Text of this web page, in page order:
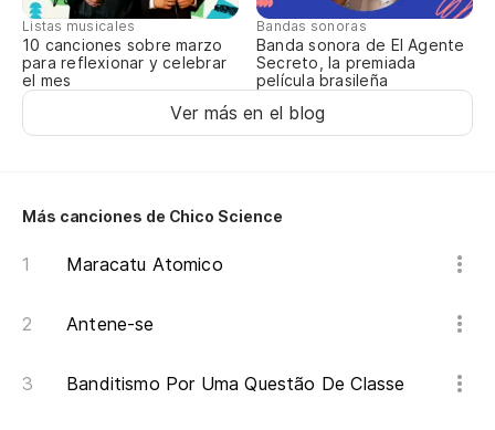
Listas musicales
10 canciones sobre marzo
para reflexionar y celebrar
el mes
Bandas sonoras
Banda sonora de El Agente
Secreto, la premiada
película brasileña
Ver más en el blog
Más canciones de Chico Science
Maracatu Atomico
Antene-se
Banditismo Por Uma Questão De Classe